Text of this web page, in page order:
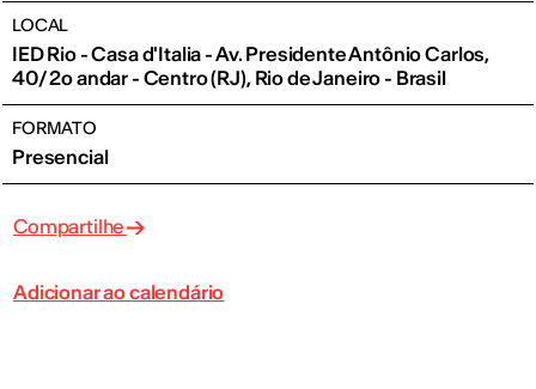
LOCAL
IED Rio - Casa d'Italia - Av. Presidente Antônio Carlos,
40/ 2o andar - Centro (RJ), Rio de Janeiro - Brasil
FORMATO
Presencial
Compartilhe
Adicionar ao calendário